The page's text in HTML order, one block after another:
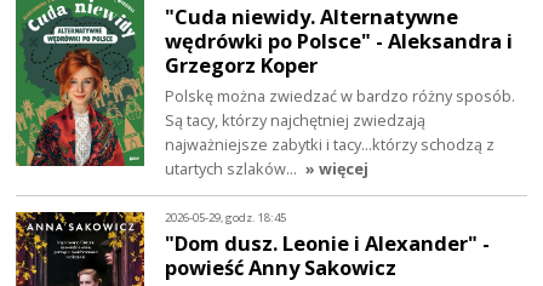
"Cuda niewidy. Alternatywne
wędrówki po Polsce" - Aleksandra i
Grzegorz Koper
Polskę można zwiedzać w bardzo różny sposób.
Są tacy, którzy najchętniej zwiedzają
najważniejsze zabytki i tacy...którzy schodzą z
utartych szlaków… » więcej
2026-05-29, godz. 18:45
"Dom dusz. Leonie i Alexander" -
powieść Anny Sakowicz